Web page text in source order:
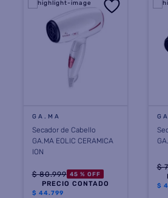
GA.MA
Secador de Cabello
GA.MA EOLIC CERAMICA
ION
$ 80.999 45 % OFF
PRECIO CONTADO
$ 44.799
$
$